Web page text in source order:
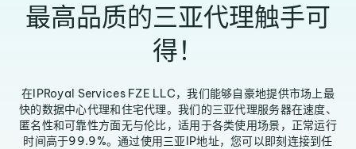
最高品质的三亚代理触手可
得！
在IPRoyal Services FZE LLC，我们能够自豪地提供市场上最
快的数据中心代理和住宅代理。我们的三亚代理服务器在速度、
匿名性和可靠性方面无与伦比，适用于各类使用场景，正常运行
时间高于99.9%。通过使用三亚IP地址，您可以即刻连接到任